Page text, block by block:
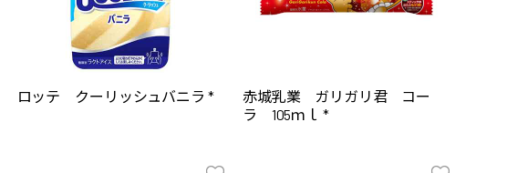
ロッテ クーリッシュバニラ *
赤城乳業 ガリガリ君 コー
ラ 105ｍｌ *